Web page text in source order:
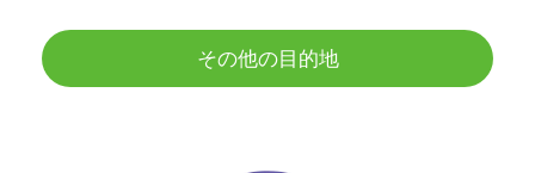
その他の目的地